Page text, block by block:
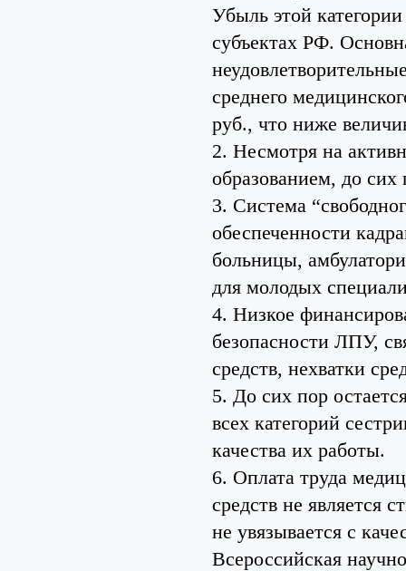
Убыль этой
субъектах РФ.
среднего
руб., что ниже
2. Несмотря на
образованием, до сих
3. Система
обеспеченности
больницы,
для молодых
4. Низкое
безопасности ЛПУ,
средств, нехватки
5. До сих пор
всех категорий
качества их работы.
6. Оплата труда
средств не является
не увязывается с
Всероссийская